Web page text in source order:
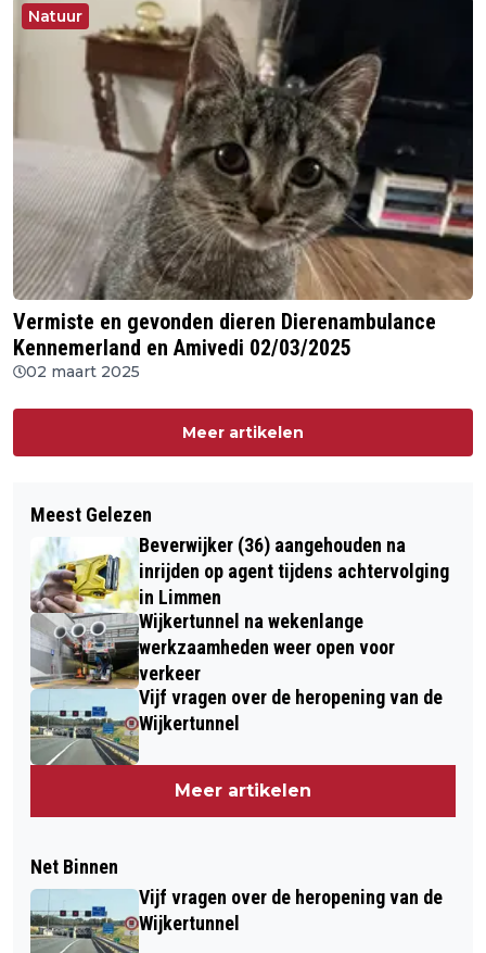
Natuur
Vermiste en gevonden dieren Dierenambulance
Kennemerland en Amivedi 02/03/2025
02 maart 2025
Meer artikelen
Meest Gelezen
Beverwijker (36) aangehouden na
inrijden op agent tijdens achtervolging
in Limmen
Wijkertunnel na wekenlange
werkzaamheden weer open voor
verkeer
Vijf vragen over de heropening van de
Wijkertunnel
Meer artikelen
Net Binnen
Vijf vragen over de heropening van de
Wijkertunnel